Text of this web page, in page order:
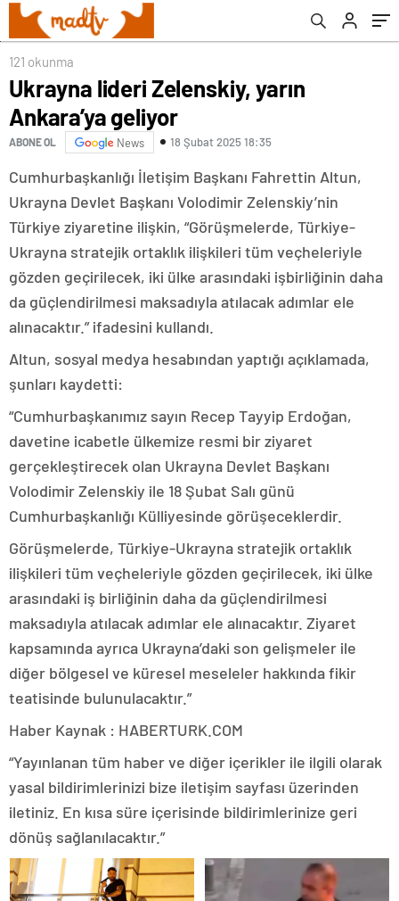
121 okunma
Ukrayna lideri Zelenskiy, yarın
Ankara’ya geliyor
ABONE OL News 18 Şubat 2025 18:35
Cumhurbaşkanlığı İletişim Başkanı Fahrettin Altun,
Ukrayna Devlet Başkanı Volodimir Zelenskiy’nin
Türkiye ziyaretine ilişkin, “Görüşmelerde, Türkiye-
Ukrayna stratejik ortaklık ilişkileri tüm veçheleriyle
gözden geçirilecek, iki ülke arasındaki işbirliğinin daha
da güçlendirilmesi maksadıyla atılacak adımlar ele
alınacaktır.” ifadesini kullandı.
Altun, sosyal medya hesabından yaptığı açıklamada,
şunları kaydetti:
“Cumhurbaşkanımız sayın Recep Tayyip Erdoğan,
davetine icabetle ülkemize resmi bir ziyaret
gerçekleştirecek olan Ukrayna Devlet Başkanı
Volodimir Zelenskiy ile 18 Şubat Salı günü
Cumhurbaşkanlığı Külliyesinde görüşeceklerdir.
Görüşmelerde, Türkiye-Ukrayna stratejik ortaklık
ilişkileri tüm veçheleriyle gözden geçirilecek, iki ülke
arasındaki iş birliğinin daha da güçlendirilmesi
maksadıyla atılacak adımlar ele alınacaktır. Ziyaret
kapsamında ayrıca Ukrayna’daki son gelişmeler ile
diğer bölgesel ve küresel meseleler hakkında fikir
teatisinde bulunulacaktır.”
Haber Kaynak : HABERTURK.COM
“Yayınlanan tüm haber ve diğer içerikler ile ilgili olarak
yasal bildirimlerinizi bize iletişim sayfası üzerinden
iletiniz. En kısa süre içerisinde bildirimlerinize geri
dönüş sağlanılacaktır.”